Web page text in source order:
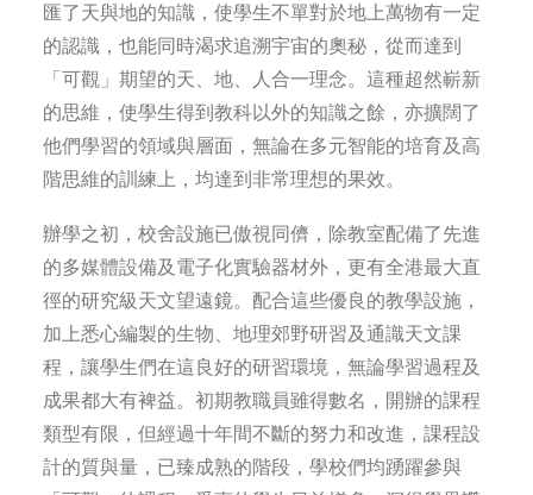
匯了天與地的知識，使學生不單對於地上萬物有一定
的認識，也能同時渴求追溯宇宙的奧秘，從而達到
「可觀」期望的天、地、人合一理念。這種超然嶄新
的思維，使學生得到教科以外的知識之餘，亦擴闊了
他們學習的領域與層面，無論在多元智能的培育及高
階思維的訓練上，均達到非常理想的果效。
辦學之初，校舍設施已傲視同儕，除教室配備了先進
的多媒體設備及電子化實驗器材外，更有全港最大直
徑的研究級天文望遠鏡。配合這些優良的教學設施，
加上悉心編製的生物、地理郊野研習及通識天文課
程，讓學生們在這良好的研習環境，無論學習過程及
成果都大有裨益。初期教職員雖得數名，開辦的課程
類型有限，但經過十年間不斷的努力和改進，課程設
計的質與量，已臻成熟的階段，學校們均踴躍參與